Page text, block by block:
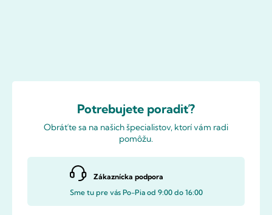
Potrebujete poradiť?
Obráťte sa na našich špecialistov, ktorí vám radi
pomôžu.
Zákaznícka podpora
Sme tu pre vás Po-Pia od 9:00 do 16:00